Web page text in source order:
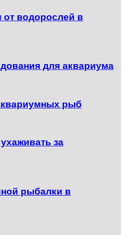
от водорослей в
для аквариума
рыб
за
рыбалки в